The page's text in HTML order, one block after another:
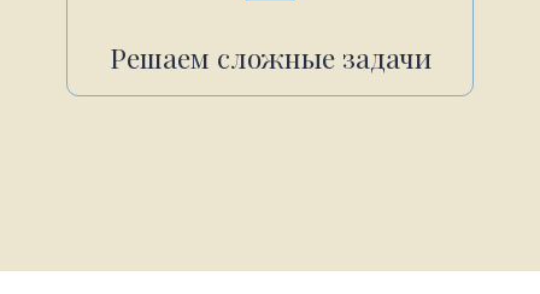
Решаем сложные задачи